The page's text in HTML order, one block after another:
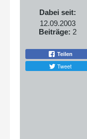
Dabei seit:
12.09.2003
Beiträge: 2
Teilen
Tweet